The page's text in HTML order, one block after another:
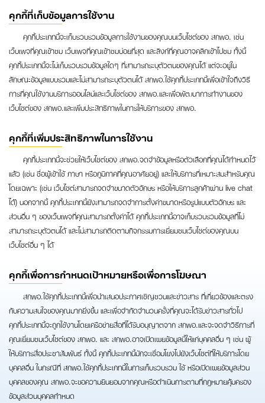
คุกกี้ที่เก็บข้อมูลการใช้งาน
คุกกี้ประเภทนี้จะเก็บรวบรวมข้อมูลการใช้งานของคุณบนเว็บไซต์ของ สกพอ. เช่น
เว็บเพจที่คุณเข้าชม เว็บเพจที่คุณเข้าชมบ่อยที่สุด และลิงก์ที่คุณอาจคลิกเข้าไปชม ทั้งนี้
คุกกี้ประเภทนี้จะไม่เก็บรวบรวมข้อมูลใดๆ ที่สามารถระบุตัวตนของคุณได้ แต่จะอยู่ใน
ลักษณะข้อมูลแบบรวมและไม่สามารถระบุตัวตนได้ สกพอ.ใช้คุกกี้ประเภทนี้เพื่อเข้าใจถึงวิธี
การที่คุณใช้งานบริการออนไลน์และเว็บไซต์ของ สกพอ.และเพื่อพัฒนาการทำงานของ
เว็บไซต์ของ สกพอ.และเพิ่มประสิทธิภาพในการให้บริการของ สกพอ.
คุกกี้ที่เพิ่มประสิทธิภาพในการใช้งาน
คุกกี้ประเภทนี้จะช่วยให้เว็บไซต์ของ สกพอ.จดจำข้อมูลหรือตัวเลือกที่คุณได้กำหนดไว้
แล้ว (เช่น ชื่อผู้เข้าใช้ ภาษา หรือภูมิภาคที่คุณอาศัยอยู่) และให้บริการที่เหมาะสมสำหรับคุณ
โดยเฉพาะ (เช่น เว็บไซต์สามารถจดจำขนาดตัวอักษร หรือให้บริการลูกค้าผ่าน live chat
ได้) นอกจากนี้ คุกกี้ประเภทนี้ยังสามารถจดจำการตั้งค่าขนาดหรือรูปแบบตัวอักษร และ
ส่วนอื่น ๆ ของเว็บเพจที่คุณสามารถตั้งค่าได้ คุกกี้ประเภทนี้อาจเก็บรวบรวมข้อมูลที่ไม่
สามารถระบุตัวตนได้ และไม่สามารถติดตามกิจกรรมการเยี่ยมชมเว็บไซต์ของคุณบน
เว็บไซต์อื่น ๆ ได้
คุกกี้เพื่อการกำหนดเป้าหมายหรือเพื่อการโฆษณา
สกพอ.ใช้คุกกี้ประเภทนี้เพื่อนำเสนอประกาศเชิญชวนและข่าวสาร ที่เกี่ยวข้องและตรง
กับความสนใจของคุณมากยิ่งขึ้น และเพื่อจำกัดจำนวนครั้งที่คุณจะได้รับข่าวสารทั่วไป
คุกกี้ประเภทนี้จะถูกใช้งานโดยเครือข่ายสื่อที่ได้รับอนุญาตจาก สกพอ.และจะจดจำวิธีการที่
คุณเยี่ยมชมเว็บไซต์ของ สกพอ. และ สกพอ.อาจเปิดเผยข้อมูลนี้ให้แก่บุคคลอื่น ๆ เช่น ผู้
ให้บริการสื่อประชาสัมพันธ์ ทั้งนี้ คุกกี้ประเภทนี้มักจะเชื่อมโยงไปยังเว็บไซต์ที่ให้บริการโดย
บุคคลอื่น ในกรณีที่ สกพอ.ใช้คุกกี้ประเภทนี้ในการเก็บรวบรวม ใช้ หรือเปิดเผยข้อมูลส่วน
บุคคลของคุณ สกพอ.จะขอความยินยอมจากคุณหรือดำเนินการตามที่กฎหมายคุ้มครอง
ข้อมูลส่วนบุคคลกำหนด